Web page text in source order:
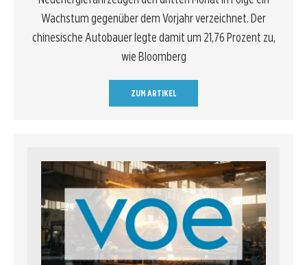
Wachstum gegenüber dem Vorjahr verzeichnet. Der
chinesische Autobauer legte damit um 21,76 Prozent zu,
wie Bloomberg
ZUM ARTIKEL